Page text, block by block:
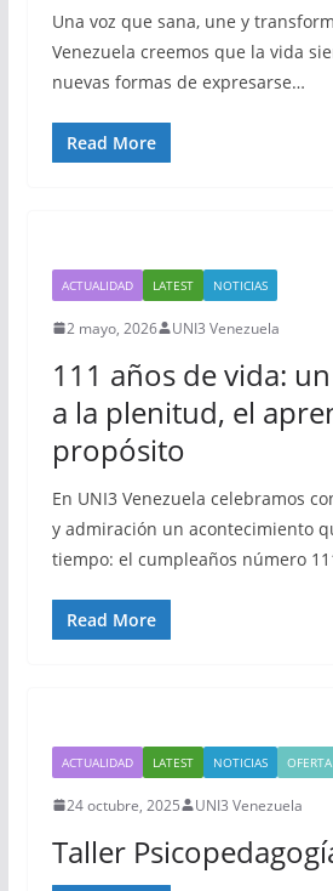
Una voz que sana, une y
Venezuela creemos que la vida
nuevas formas de expresarse…
Read More
ACTUALIDAD LATEST NOTICIAS
2 mayo, 2026 UNI3 Venezuela
111 años de vida:
a la plenitud, el
propósito
En UNI3 Venezuela celebramos
y admiración un acontecimiento
tiempo: el cumpleaños número
Read More
ACTUALIDAD LATEST NOTICIAS
24 octubre, 2025 UNI3 Venezuela
Taller